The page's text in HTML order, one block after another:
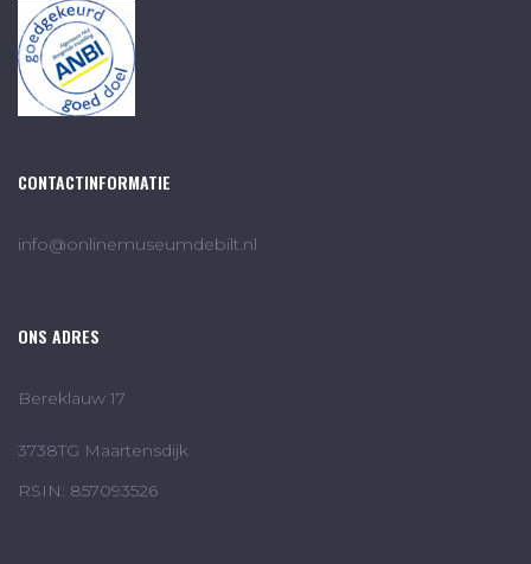
CONTACTINFORMATIE
info@onlinemuseumdebilt.nl
ONS ADRES
Bereklauw 17
3738TG Maartensdijk
RSIN: 857093526